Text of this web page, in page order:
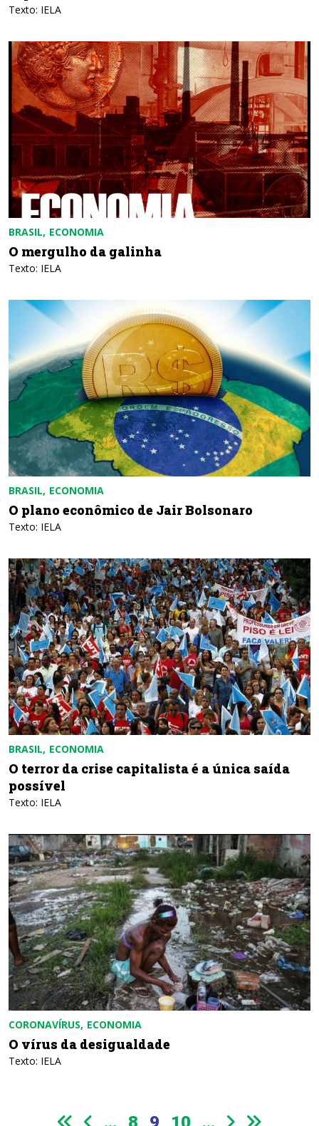
Texto: IELA
BRASIL ECONOMIA
O mergulho da galinha
Texto: IELA
BRASIL ECONOMIA
O plano econômico de Jair Bolsonaro
Texto: IELA
BRASIL ECONOMIA
O terror da crise capitalista é a única saída
possível
Texto: IELA
CORONAVÍRUS ECONOMIA
O vírus da desigualdade
Texto: IELA